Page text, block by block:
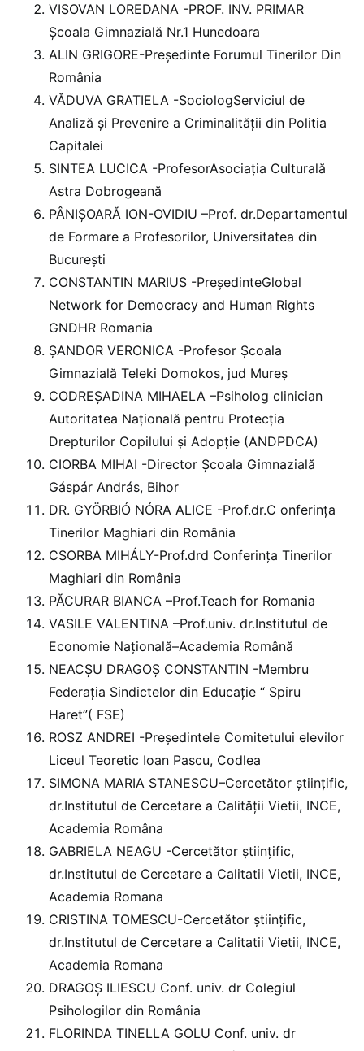
VISOVAN LOREDANA -PROF. INV. PRIMAR
Școala Gimnazială Nr.1 Hunedoara
ALIN GRIGORE-Președinte Forumul Tinerilor Din
România
VĂDUVA GRATIELA -SociologServiciul de
Analiză și Prevenire a Criminalității din Politia
Capitalei
SINTEA LUCICA -ProfesorAsociația Culturală
Astra Dobrogeană
PÂNIȘOARĂ ION-OVIDIU –Prof. dr.Departamentul
de Formare a Profesorilor, Universitatea din
București
CONSTANTIN MARIUS -PreședinteGlobal
Network for Democracy and Human Rights
GNDHR Romania
ȘANDOR VERONICA -Profesor Școala
Gimnazială Teleki Domokos, jud Mureș
CODREȘADINA MIHAELA –Psiholog clinician
Autoritatea Națională pentru Protecția
Drepturilor Copilului și Adopție (ANDPDCA)
CIORBA MIHAI -Director Școala Gimnazială
Gáspár András, Bihor
DR. GYÖRBIÓ NÓRA ALICE -Prof.dr.C onferința
Tinerilor Maghiari din România
CSORBA MIHÁLY-Prof.drd Conferința Tinerilor
Maghiari din România
PĂCURAR BIANCA –Prof.Teach for Romania
VASILE VALENTINA –Prof.univ. dr.Institutul de
Economie Națională–Academia Română
NEACȘU DRAGOȘ CONSTANTIN -Membru
Federația Sindictelor din Educație “ Spiru
Haret”( FSE)
ROSZ ANDREI -Președintele Comitetului elevilor
Liceul Teoretic Ioan Pascu, Codlea
SIMONA MARIA STANESCU–Cercetător științific,
dr.Institutul de Cercetare a Calității Vietii, INCE,
Academia Româna
GABRIELA NEAGU -Cercetător științific,
dr.Institutul de Cercetare a Calitatii Vietii, INCE,
Academia Romana
CRISTINA TOMESCU-Cercetător științific,
dr.Institutul de Cercetare a Calitatii Vietii, INCE,
Academia Romana
DRAGOȘ ILIESCU Conf. univ. dr Colegiul
Psihologilor din România
FLORINDA TINELLA GOLU Conf. univ. dr